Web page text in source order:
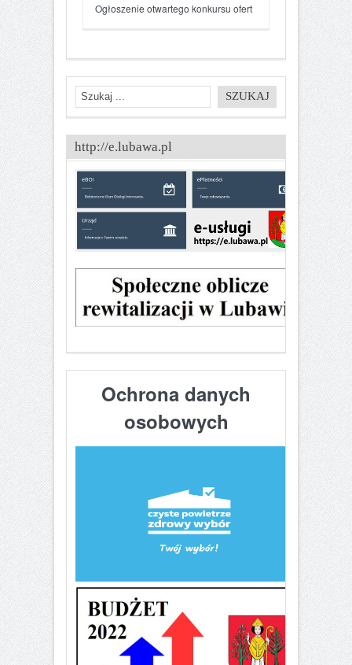
Ogłoszenie otwartego konkursu ofert
http://e.lubawa.pl
Ochrona danych
osobowych